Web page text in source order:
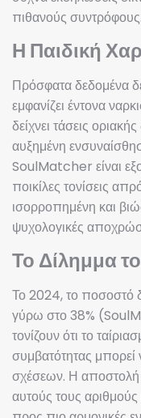
πιθανούς συντρόφους.
Η Παιδική
Πρόσφατα δεδομένα
εμφανίζει έντονα
δείχνει τάσεις
αυξημένη
SoulMatcher είναι
ποικίλες τονίσεις
ισορροπημένη και
ψυχολογικές
Το Δίλημμα
Το 2024, το ποσοστό
γύρω στο 38%
τονίζουν ότι το
συμβατότητας
σχέσεων. Η αποστολή
αυτούς τους